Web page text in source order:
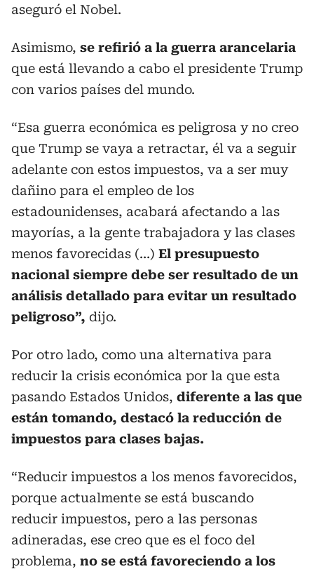
aseguró el Nobel.
Asimismo, se refirió a la guerra arancelaria
que está llevando a cabo el presidente Trump
con varios países del mundo.
“Esa guerra económica es peligrosa y no creo
que Trump se vaya a retractar, él va a seguir
adelante con estos impuestos, va a ser muy
dañino para el empleo de los
estadounidenses, acabará afectando a las
mayorías, a la gente trabajadora y las clases
menos favorecidas (…) El presupuesto
nacional siempre debe ser resultado de un
análisis detallado para evitar un resultado
peligroso”, dijo.
Por otro lado, como una alternativa para
reducir la crisis económica por la que esta
pasando Estados Unidos, diferente a las que
están tomando, destacó la reducción de
impuestos para clases bajas.
“Reducir impuestos a los menos favorecidos,
porque actualmente se está buscando
reducir impuestos, pero a las personas
adineradas, ese creo que es el foco del
problema, no se está favoreciendo a los